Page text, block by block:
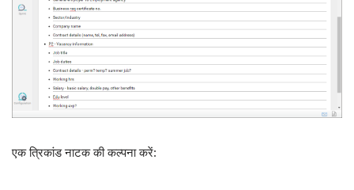
एक त्रिकांड नाटक की कल्पना करें: